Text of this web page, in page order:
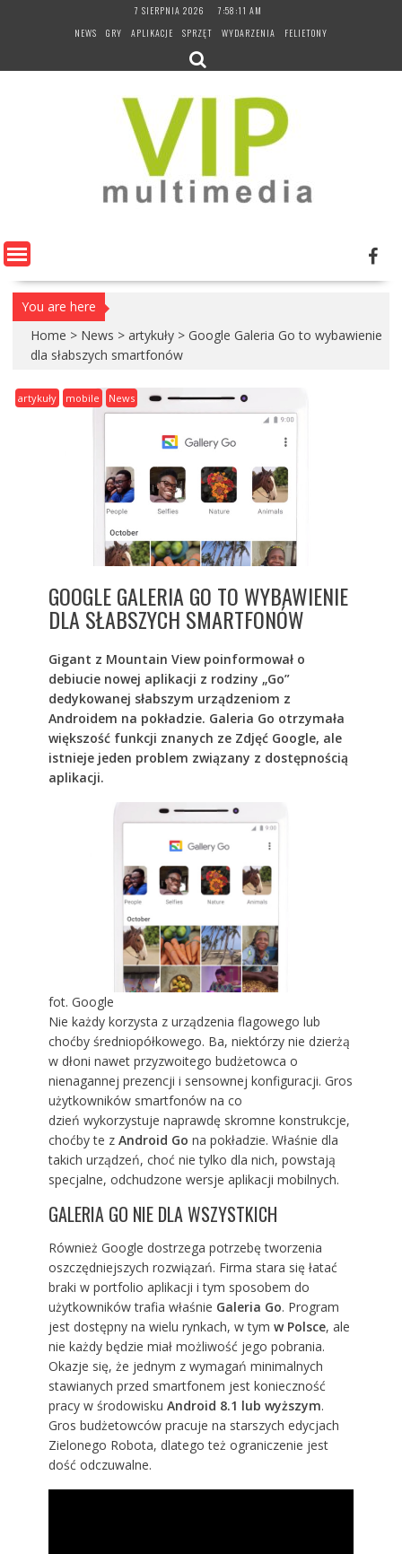
7 SIERPNIA 2026
7:58:12 AM
NEWS
GRY APLIKACJE SPRZĘT WYDARZENIA FELIETONY
You are here
Home > News > artykuły > Google Galeria Go to wybawienie
dla słabszych smartfonów
artykuły mobile News
GOOGLE GALERIA GO TO WYBAWIENIE
DLA SŁABSZYCH SMARTFONÓW
Gigant z Mountain View poinformował o
debiucie nowej aplikacji z rodziny „Go”
dedykowanej słabszym urządzeniom z
Androidem na pokładzie. Galeria Go otrzymała
większość funkcji znanych ze Zdjęć Google, ale
istnieje jeden problem związany z dostępnością
aplikacji.
fot. Google
Nie każdy korzysta z urządzenia flagowego lub
choćby średniopółkowego. Ba, niektórzy nie dzierżą
w dłoni nawet przyzwoitego budżetowca o
nienagannej prezencji i sensownej konfiguracji. Gros
użytkowników smartfonów na co
dzień wykorzystuje naprawdę skromne konstrukcje,
choćby te z Android Go na pokładzie. Właśnie dla
takich urządzeń, choć nie tylko dla nich, powstają
specjalne, odchudzone wersje aplikacji mobilnych.
GALERIA GO NIE DLA WSZYSTKICH
Również Google dostrzega potrzebę tworzenia
oszczędniejszych rozwiązań. Firma stara się łatać
braki w portfolio aplikacji i tym sposobem do
użytkowników trafia właśnie Galeria Go. Program
jest dostępny na wielu rynkach, w tym w Polsce, ale
nie każdy będzie miał możliwość jego pobrania.
Okazje się, że jednym z wymagań minimalnych
stawianych przed smartfonem jest konieczność
pracy w środowisku Android 8.1 lub wyższym.
Gros budżetowców pracuje na starszych edycjach
Zielonego Robota, dlatego też ograniczenie jest
dość odczuwalne.